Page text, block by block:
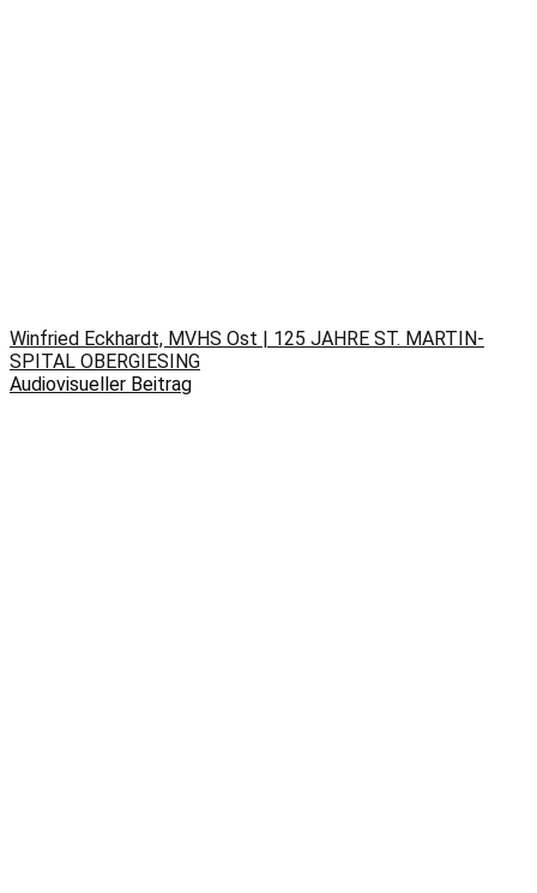
Winfried Eckhardt, MVHS Ost | 125 JAHRE ST. MARTIN-
SPITAL OBERGIESING
Audiovisueller Beitrag